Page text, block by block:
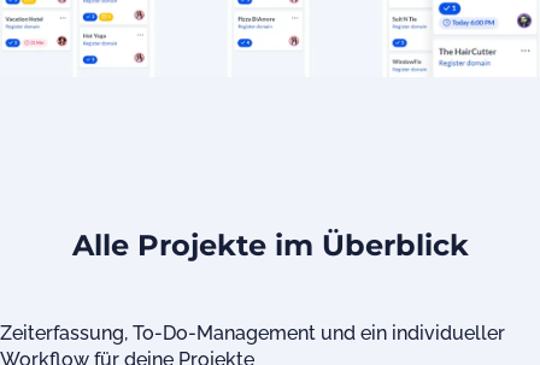
Alle Projekte im Überblick
Zeiterfassung, To-Do-Management und ein individueller
Workflow für deine Projekte